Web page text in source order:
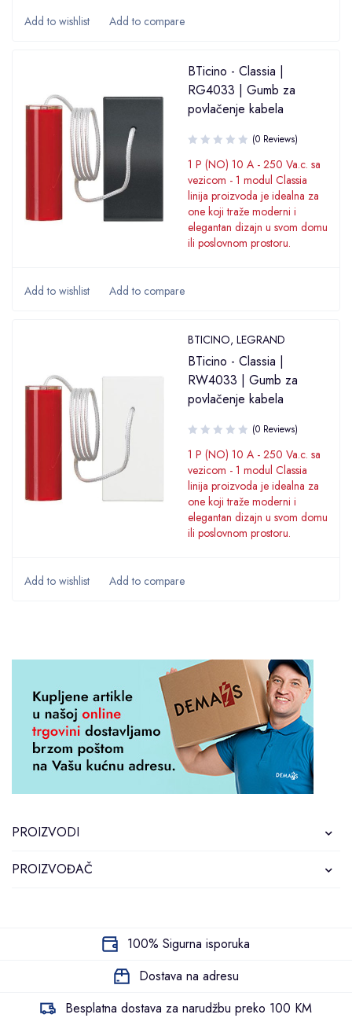
PROIZVODI
PROIZVOĐAČ
BTicino - Classia |
RG4033 | Gumb za
povlačenje kabela
(0 Reviews)
1 P (NO) 10 A - 250 Va.c. sa
vezicom - 1 modul Classia
linija proizvoda je idealna za
one koji traže moderni i
elegantan dizajn u svom domu
ili poslovnom prostoru.
BTICINO, LEGRAND
BTicino - Classia |
RW4033 | Gumb za
povlačenje kabela
(0 Reviews)
1 P (NO) 10 A - 250 Va.c. sa
vezicom - 1 modul Classia
linija proizvoda je idealna za
one koji traže moderni i
elegantan dizajn u svom domu
ili poslovnom prostoru.
100% Sigurna isporuka
Dostava na adresu
Besplatna dostava za narudžbu preko 100 KM